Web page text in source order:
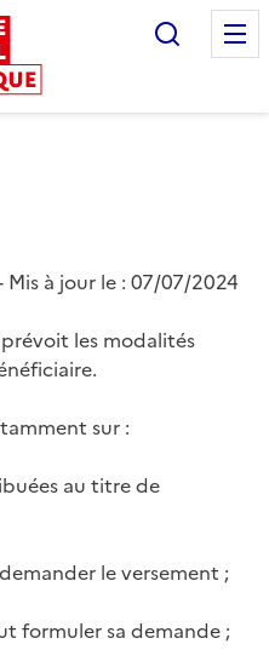
Mis à jour le : 07/07/2024
les modalités
sur :
au titre de
le versement ;
formuler sa demande ;